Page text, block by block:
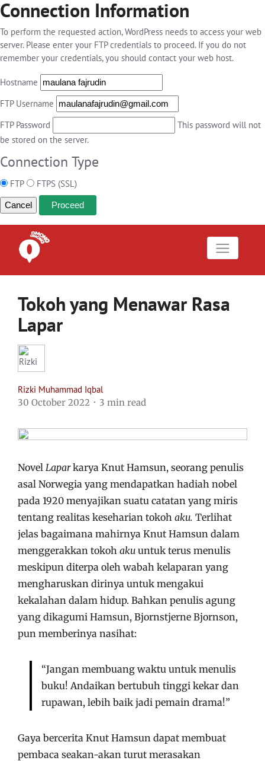
Connection Information
To perform the requested action, WordPress needs to access your web
server. Please enter your FTP credentials to proceed. If you do not
remember your credentials, you should contact your web host.
Hostname
FTP Username
FTP Password
This password will not
be stored on the server.
Connection Type
FTP FTPS (SSL)
Cancel
Tokoh yang Menawar Rasa
Lapar
Rizki Muhammad Iqbal
30 October 2022
3 min read
Novel Laparkarya Knut Hamsun, seorang penulis
asal Norwegia yang mendapatkan hadiah nobel
pada 1920 menyajikan suatu catatan yang miris
tentang realitas keseharian tokoh aku. Terlihat
jelas bagaimana mahirnya Knut Hamsun dalam
menggerakkan tokoh aku untuk terus menulis
meskipun diterpa oleh wabah kelaparan yang
mengharuskan dirinya untuk mengakui
kekalahan dalam hidup. Bahkan penulis agung
yang dikagumi Hamsun, Bjornstjerne Bjornson,
pun memberinya nasihat:
“Jangan membuang waktu untuk menulis
buku! Andaikan bertubuh tinggi kekar dan
rupawan, lebih baik jadi pemain drama!”
Gaya bercerita Knut Hamsun dapat membuat
pembaca seakan-akan turut merasakan